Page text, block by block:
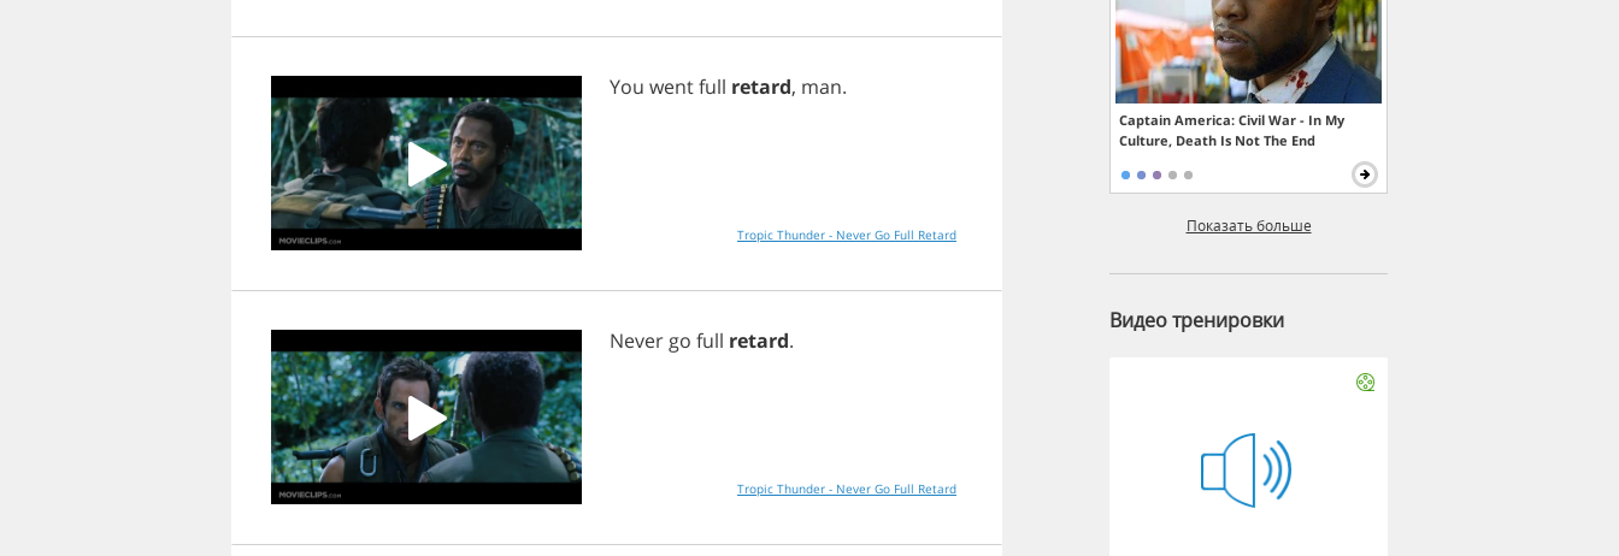
You wentfull retard, man.
Tropic Thunder - Never Go Full Retard
Never go full retard.
Tropic Thunder - Never Go Full Retard
Captain America: Civil War - In My
Culture, Death Is Not The End
Показать больше
Видео тренировки